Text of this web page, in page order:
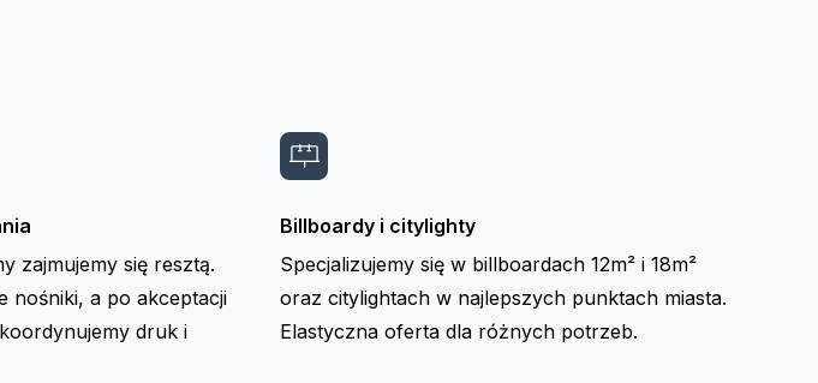
zajmujemy się resztą.
nośniki, a po akceptacji
druk i
Billboardy i citylighty
Specjalizujemy się w billboardach 12m² i 18m²
oraz citylightach w najlepszych punktach miasta.
Elastyczna oferta dla różnych potrzeb.